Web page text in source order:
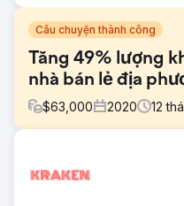
Câu chuyện thành công
Tăng 49% lượng
nhà bán lẻ địa
$63,000 2020 12
DōMA Home Furnishings
thức tiếp thị lớn vào năm